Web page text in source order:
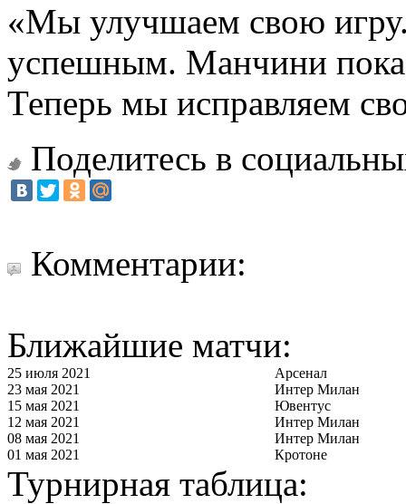
«Мы улучшаем свою игру.
успешным. Манчини
Теперь мы исправляем
Поделитесь в
Комментарии:
Ближайшие матчи:
25 июля 2021
Арсенал
23 мая 2021
Интер Милан
15 мая 2021
Ювентус
12 мая 2021
Интер Милан
08 мая 2021
Интер Милан
01 мая 2021
Кротоне
Турнирная таблица: